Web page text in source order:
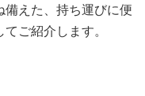
えた、持ち運びに便
ご紹介します。